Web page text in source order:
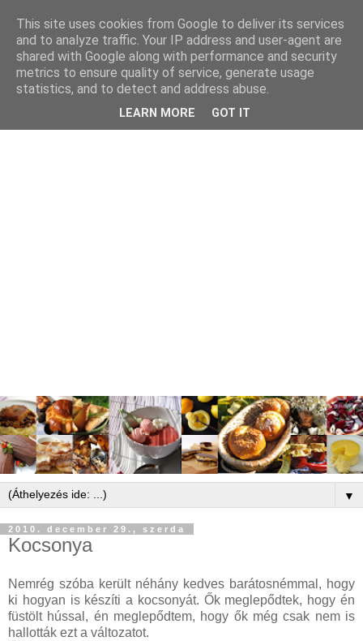
▼
2010. december 29., szerda
Kocsonya
Nemrég szóba került néhány kedves barátosnémmal, hogy
ki hogyan is készíti a kocsonyát. Ők meglepődtek, hogy én
füstölt hússal, én meglepődtem, hogy ők még csak nem is
hallották ezt a változatot.
This site uses cookies from Google to deliver its services
and to analyze traffic. Your IP address and user-agent are
shared with Google along with performance and security
metrics to ensure quality of service, generate usage
statistics, and to detect and address abuse.
LEARN MORE GOT IT